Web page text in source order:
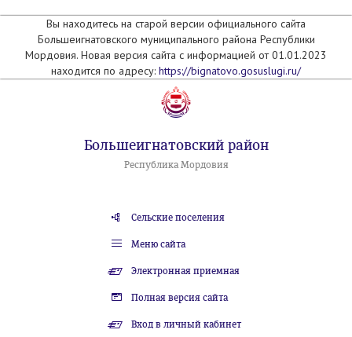
Вы находитесь на старой версии официального сайта
Большеигнатовского муниципального района Республики
Мордовия. Новая версия сайта с информацией от 01.01.2023
находится по адресу: https://bignatovo.gosuslugi.ru/
Большеигнатовский район
Республика Мордовия
Сельские поселения
Меню сайта
Электронная приемная
Полная версия сайта
Вход в личный кабинет